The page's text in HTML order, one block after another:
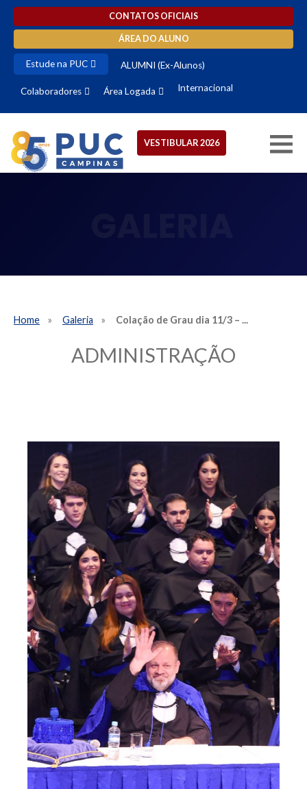
CONTATOS OFICIAIS
ÁREA DO ALUNO
Estude na PUC ALUMNI (Ex-Alunos)
Colaboradores Área Logada Internacional
VESTIBULAR 2026
Home Galeria Colação de Grau dia 11/3 – ...
ADMINISTRAÇÃO